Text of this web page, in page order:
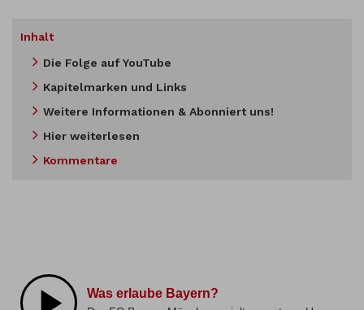
Inhalt
Die Folge auf YouTube
Kapitelmarken und Links
Weitere Informationen & Abonniert uns!
Hier weiterlesen
Kommentare